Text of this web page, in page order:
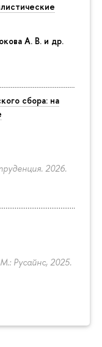
А. В. и др.
сбора: на
2026.
Русайнс, 2025.